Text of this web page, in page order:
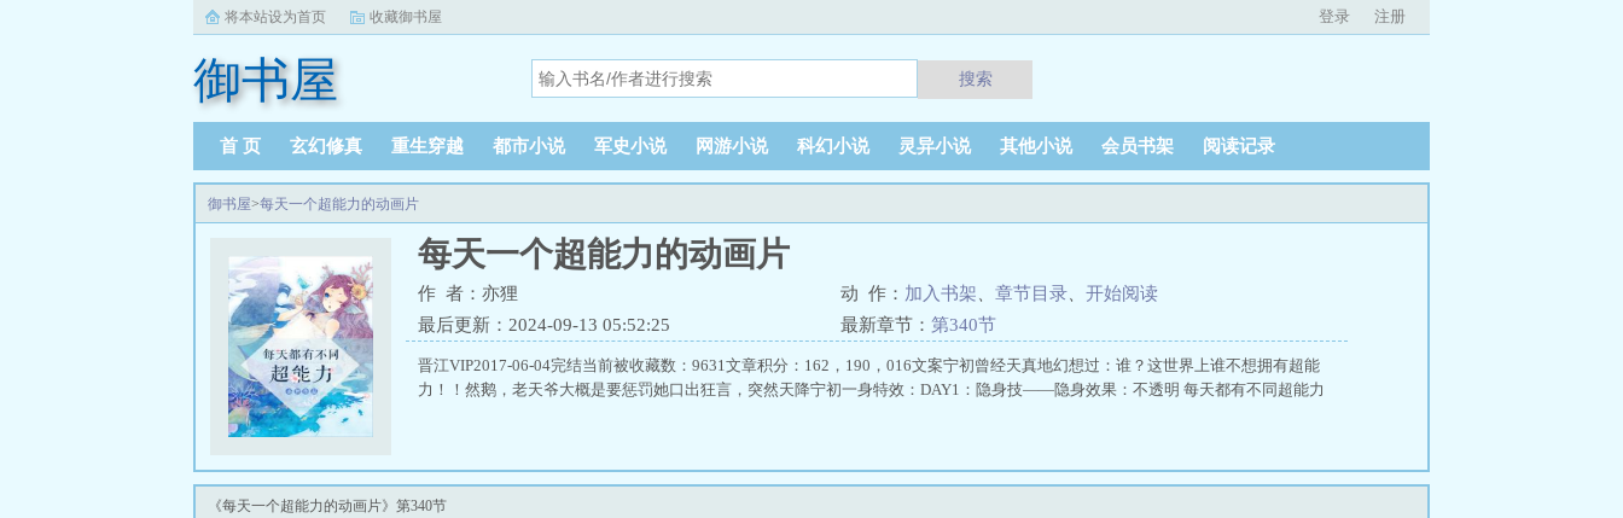
将本站设为首页 收藏御书屋 登录 注册
御书屋 搜索
首 页 玄幻修真 重生穿越 都市小说 军史小说 网游小说 科幻小说 灵异小说 其他小说 会员书架 阅读记录
御书屋>每天一个超能力的动画片
每天一个超能力的动画片
作 者：亦狸 动 作： 加入书架 章节目录
开始阅读
最后更新：2024-09-13 05:52:25
最新章节： 第340节
晋江VIP2017-06-04完结当前被收藏数：9631文章积分：162，190，016文案宁初曾经天真地幻想过：谁？这世界上谁不想拥有超能
力！！然鹅，老天爷大概是要惩罚她口出狂言，突然天降宁初一身特效：DAY1：隐身技——隐身效果：不透明 每天都有不同超能力
《每天一个超能力的动画片》第340节